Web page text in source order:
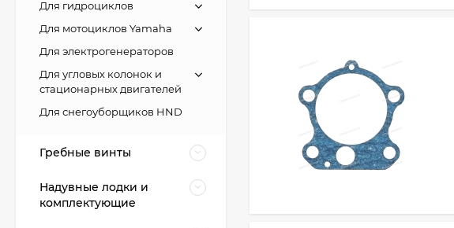
Для гидроциклов
Для мотоциклов Yamaha
Для электрогенераторов
Для угловых колонок и
стационарных двигателей
Для снегоуборщиков HND
Гребные винты
Надувные лодки и
комплектующие